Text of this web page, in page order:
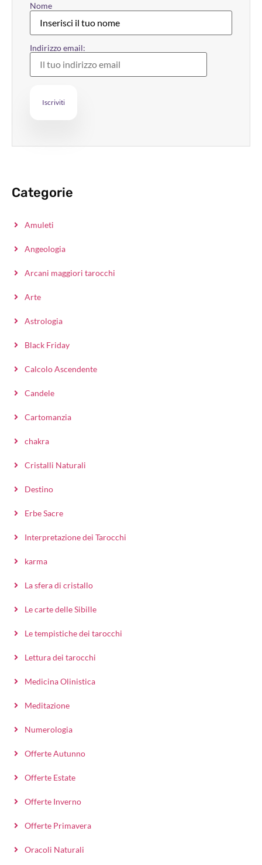
Nome
Indirizzo email:
Categorie
Amuleti
Angeologia
Arcani maggiori tarocchi
Arte
Astrologia
Black Friday
Calcolo Ascendente
Candele
Cartomanzia
chakra
Cristalli Naturali
Destino
Erbe Sacre
Interpretazione dei Tarocchi
karma
La sfera di cristallo
Le carte delle Sibille
Le tempistiche dei tarocchi
Lettura dei tarocchi
Medicina Olinistica
Meditazione
Numerologia
Offerte Autunno
Offerte Estate
Offerte Inverno
Offerte Primavera
Oracoli Naturali